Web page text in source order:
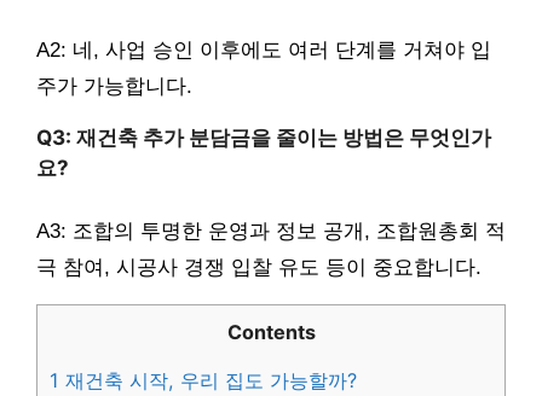
A2: 네, 사업 승인 이후에도 여러 단계를 거쳐야 입
주가 가능합니다.
Q3: 재건축 추가 분담금을 줄이는 방법은 무엇인가
요?
A3: 조합의 투명한 운영과 정보 공개, 조합원총회 적
극 참여, 시공사 경쟁 입찰 유도 등이 중요합니다.
Contents
1 재건축 시작, 우리 집도 가능할까?